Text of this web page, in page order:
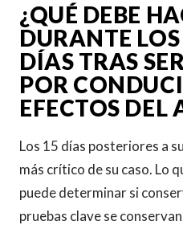
¿QUÉ DEBE
DURANTE
DÍAS TRAS
POR
EFECTOS DEL
Los 15 días posteriores a
más crítico de su caso. Lo
puede determinar si
pruebas clave se